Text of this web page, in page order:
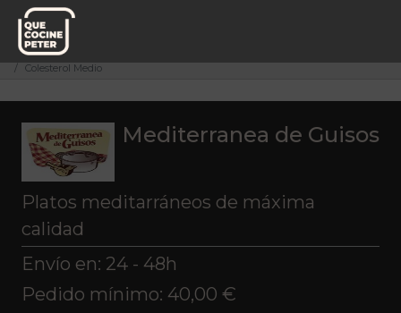
Pedido semanal
Colesterol Medio
Mediterranea de Guisos
Platos meditarráneos de máxima
calidad
Envío en: 24 - 48h
Pedido mínimo: 40,00 €